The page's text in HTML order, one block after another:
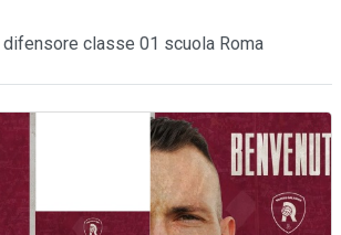
classe 01 scuola Roma